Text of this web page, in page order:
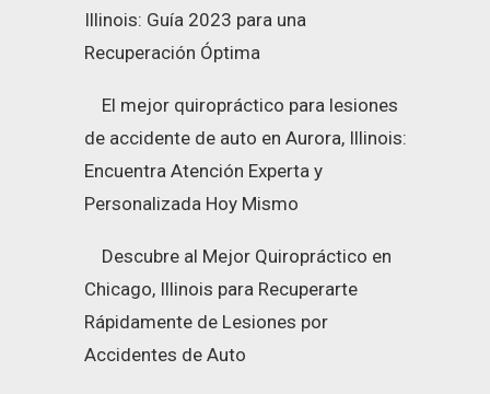
Illinois: Guía 2023 para una
Recuperación Óptima
El mejor quiropráctico para lesiones
de accidente de auto en Aurora, Illinois:
Encuentra Atención Experta y
Personalizada Hoy Mismo
Descubre al Mejor Quiropráctico en
Chicago, Illinois para Recuperarte
Rápidamente de Lesiones por
Accidentes de Auto